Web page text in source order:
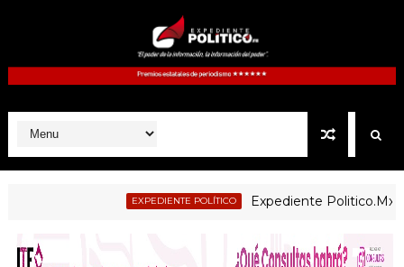
EXPEDIENTE POLÍTICO Expediente Politico.Mx no.